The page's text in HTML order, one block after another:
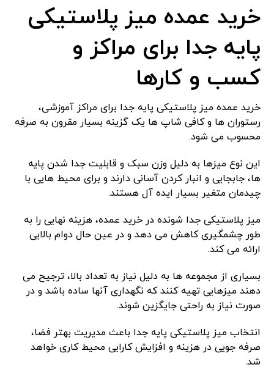
خرید عمده میز پلاستیکی
پایه جدا برای مراکز و
کسب‌ و کارها
خرید عمده میز پلاستیکی پایه جدا برای مراکز آموزشی،
رستوران ‌ها و کافی‌ شاپ ‌ها یک گزینه بسیار مقرون ‌به ‌صرفه
محسوب می ‌شود.
این نوع میزها به دلیل وزن سبک و قابلیت جدا شدن پایه‌
ها، جابجایی و انبار کردن آسانی دارند و برای محیط‌ هایی با
چیدمان متغیر بسیار ایده ‌آل هستند.
میز پلاستیکی جدا شونده در خرید عمده، هزینه نهایی را به‌
طور چشمگیری کاهش می ‌دهد و در عین حال دوام بالایی
ارائه می ‌کند.
بسیاری از مجموعه ‌ها به دلیل نیاز به تعداد بالا، ترجیح می
‌دهند میزهایی تهیه کنند که نگهداری آنها ساده باشد و در
صورت نیاز به‌ راحتی جایگزین شوند.
انتخاب میز پلاستیکی پایه جدا باعث مدیریت بهتر فضا،
صرفه‌ جویی در هزینه و افزایش کارایی محیط کاری خواهد
شد.